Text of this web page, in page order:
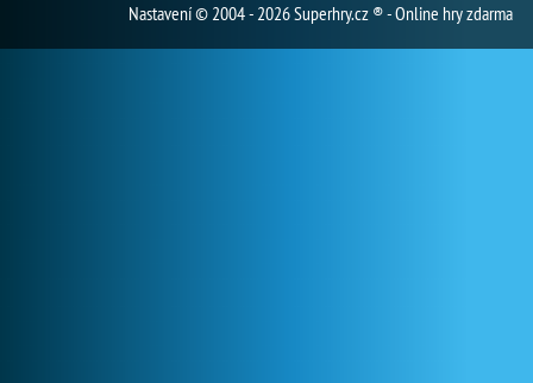
Nastavení© 2004 - 2026 Superhry.cz ® - Online hry zdarma